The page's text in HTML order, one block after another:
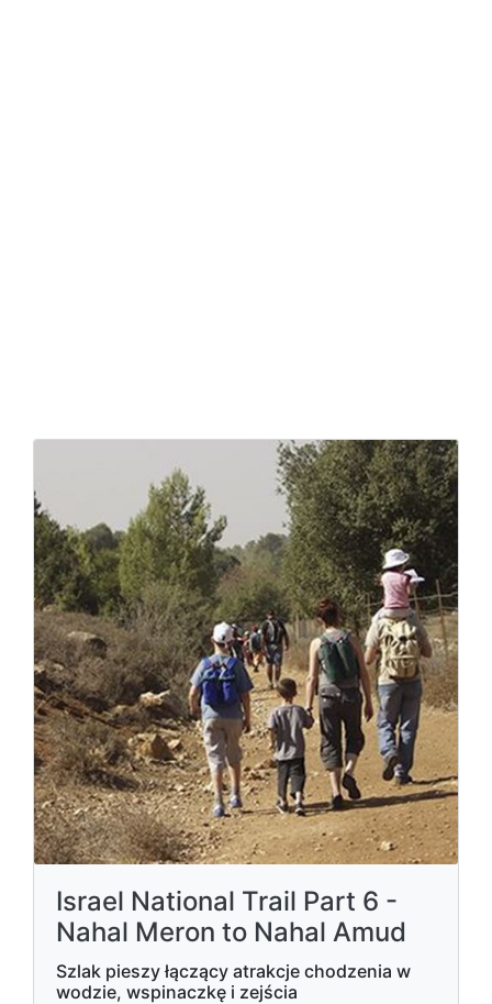
Israel National Trail Part 6 -
Nahal Meron to Nahal Amud
Szlak pieszy łączący atrakcje chodzenia w
wodzie, wspinaczkę i zejścia